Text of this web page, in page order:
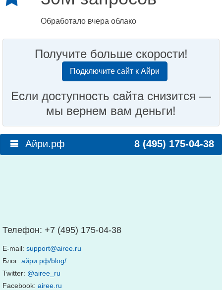
Обработало вчера облако
Получите больше скорости!
Подключите сайт к Айри
Если доступность сайта снизится —
мы вернем вам деньги!
Айри.рф 8 (495) 175-04-38
Телефон: +7 (495) 175-04-38
E-mail: support@airee.ru
Блог: айри.рф/blog/
Twitter: @airee_ru
Facebook: airee.ru